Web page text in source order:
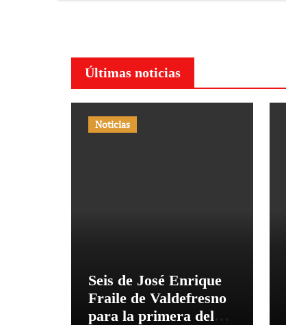
Últimas noticias
Noticias
Seis de José Enrique
Fraile de Valdefresno
para la primera del